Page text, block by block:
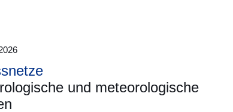
und meteorologische